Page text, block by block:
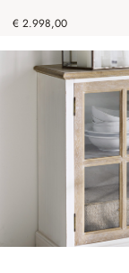
€ 2.998,00